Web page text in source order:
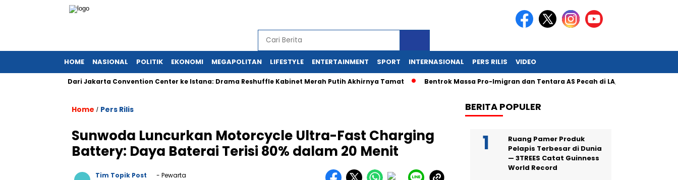
HOME NASIONAL POLITIK EKONOMI MEGAPOLITAN LIFESTYLE ENTERTAINMENT SPORT INTERNASIONAL PERS RILIS VIDEO
Dari Jakarta Convention Center ke Istana: Drama Reshuffle Kabinet Merah Putih Akhirnya Tamat Bentrok Massa Pro-Imigran dan Tentara AS Pecah di LA, Unjuk Rasa Damai
Home / Pers Rilis
Sunwoda Luncurkan Motorcycle Ultra-Fast Charging
Battery: Daya Baterai Terisi 80% dalam 20 Menit
Tim Topik Post
- Pewarta
BERITA POPULER
Ruang Pamer Produk
Pelapis Terbesar di Dunia
— 3TREES Catat Guinness
World Record